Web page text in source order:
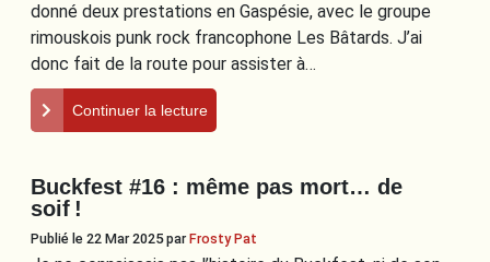
donné deux prestations en Gaspésie, avec le groupe
rimouskois punk rock francophone Les Bâtards. J’ai
donc fait de la route pour assister à…
Continuer la lecture
Buckfest #16 : même pas mort… de
soif !
Publié le 22 Mar 2025parFrosty Pat